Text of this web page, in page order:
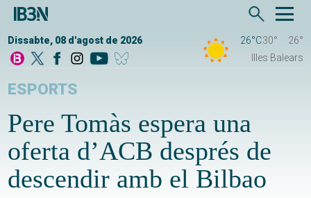
Dissabte, 08 d'agost de 2026 26°C30°
26°
Illes Balears
ESPORTS
Pere Tomàs espera una
oferta d’ACB després de
descendir amb el Bilbao